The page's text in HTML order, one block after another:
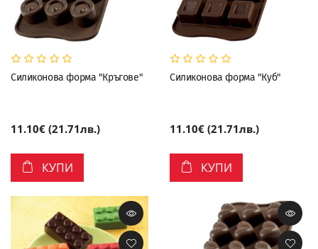
Силиконова форма "Кръгове"
11.10€ (21.71лв.)
КУПИ
Силиконова форма "Куб"
11.10€ (21.71лв.)
КУПИ